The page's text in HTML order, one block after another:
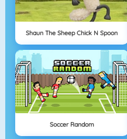
Shaun The Sheep Chick N Spoon
Soccer Random